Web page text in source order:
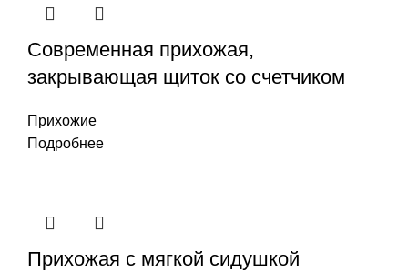
Современная прихожая,
закрывающая щиток со счетчиком
Прихожие
Подробнее
Прихожая с мягкой сидушкой